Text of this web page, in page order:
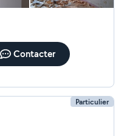
Contacter
Particulier